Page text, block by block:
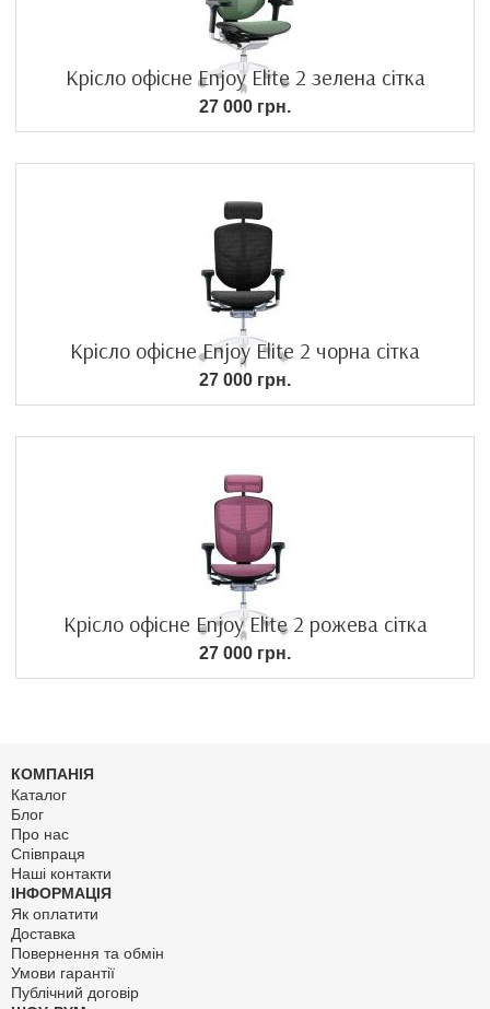
Крісло офісне Enjoy Elite 2 зелена сітка
27 000 грн.
Крісло офісне Enjoy Elite 2 чорна сітка
27 000 грн.
Крісло офісне Enjoy Elite 2 рожева сітка
27 000 грн.
КОМПАНІЯ
Каталог
Блог
Про нас
Співпраця
Наші контакти
ІНФОРМАЦІЯ
Як оплатити
Доставка
Повернення та обмін
Умови гарантії
Публічний договір